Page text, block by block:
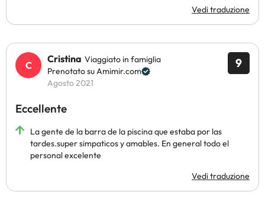
Vedi traduzione
9
Cristina Viaggiato in famiglia
Prenotato su Amimir.com
Agosto 2021
Eccellente
La gente de la barra de la piscina que estaba por las
tardes.super simpaticos y amables. En general todo el
personal excelente
Vedi traduzione